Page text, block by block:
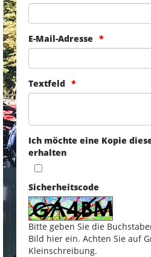
E-Mail-Adresse
Textfeld
Ich möchte eine Kopie
erhalten
Sicherheitscode
Bitte geben Sie die
Bild hier ein. Achten Sie auf
Kleinschreibung.